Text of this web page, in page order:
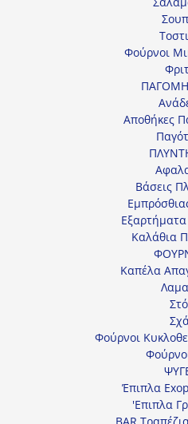
Φούρνοι
Αποθήκες
Βάσεις
Καλάθια
Καπέλα
Φούρνοι
Έπιπλα
'Επιπλα
BAR